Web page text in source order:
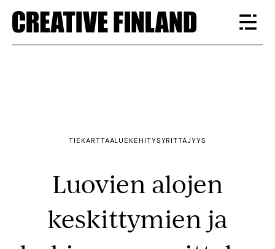
TIEKARTTAALUEKEHITYSYRITTÄJYYS
Luovien alojen
keskittymien ja